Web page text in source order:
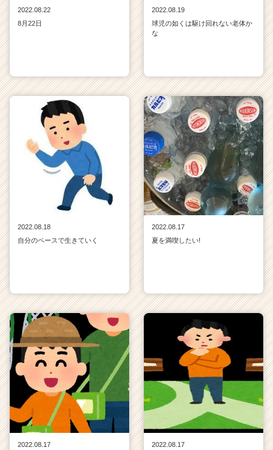
2022.08.22
8月22日
2022.08.19
球児の如くは駆け回れない老体か
な
2022.08.18
自分のペースで生きていく
2022.08.17
夏を満喫したい!
2022.08.17
2022.08.17